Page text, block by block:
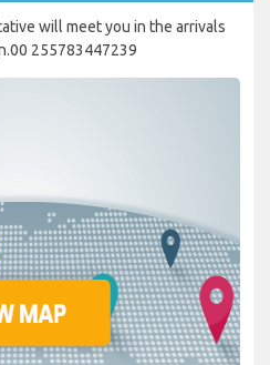
will meet you in the arrivals
255783447239